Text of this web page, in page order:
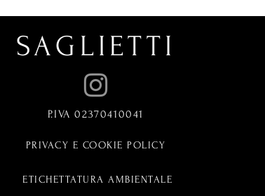
SAGLIETTI
P.IVA 02370410041
PRIVACY E COOKIE POLICY
ETICHETTATURA AMBIENTALE